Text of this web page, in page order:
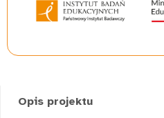
Opis projektu